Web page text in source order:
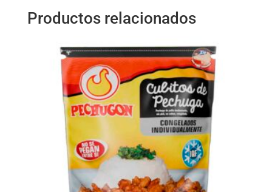
cantidad
Productos relacionados